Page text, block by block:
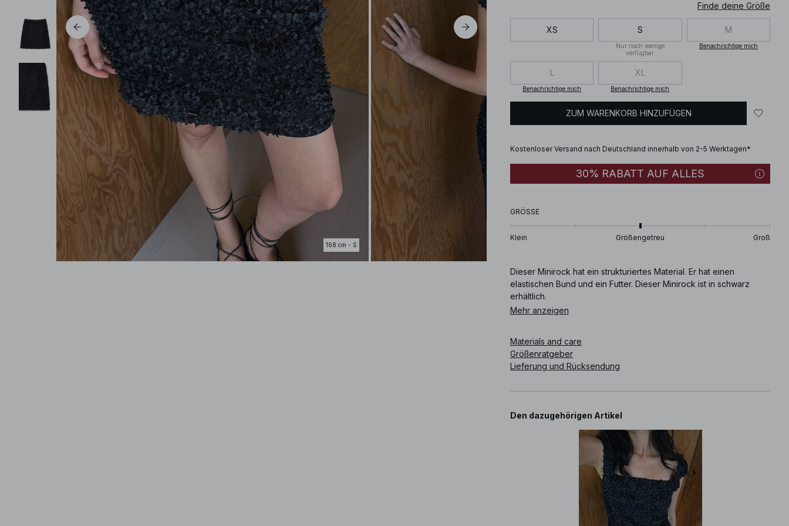
168 cm - S
Finde deine Größe
XS S
Nur noch wenige
verfügbar
M
Benachrichtige mich
L
Benachrichtige mich
XL
Benachrichtige mich
ZUM WARENKORB HINZUFÜGEN
Kostenloser Versand nach Deutschland innerhalb von 2-5 Werktagen*
30% RABATT AUF ALLES
GRÖSSE
Klein Größengetreu Groß
Dieser Minirock hat ein strukturiertes Material. Er hat einen
elastischen Bund und ein Futter. Dieser Minirock ist in schwarz
erhältlich.
Mehr anzeigen
Materials and care
Größenratgeber
Lieferung und Rücksendung
Den dazugehörigen Artikel